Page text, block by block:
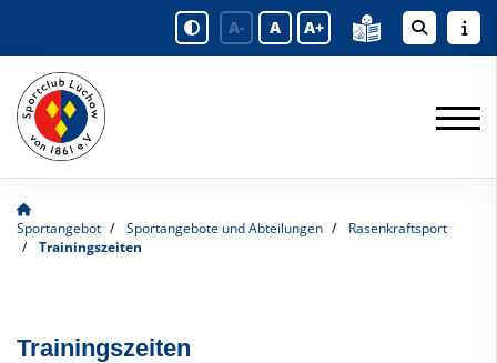
A- A A+
Sportangebot Sportangebote und Abteilungen
Rasenkraftsport
Trainingszeiten
Trainingszeiten